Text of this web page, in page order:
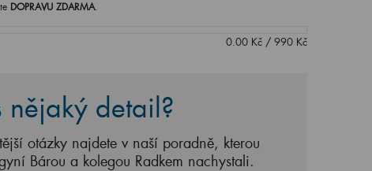
DOPRAVU ZDARMA.
0.00Kč/ 990Kč
detail?
otázky najdete v naší poradně, kterou
Bárou a kolegou Radkem nachystali.